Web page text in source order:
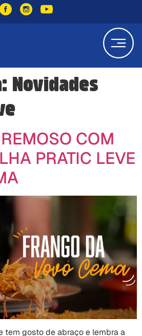
Novidades
COM
PRATIC LEVE
tem gosto de abraço e lembra a